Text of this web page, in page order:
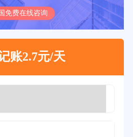
免费在线咨询
账2.7元/天